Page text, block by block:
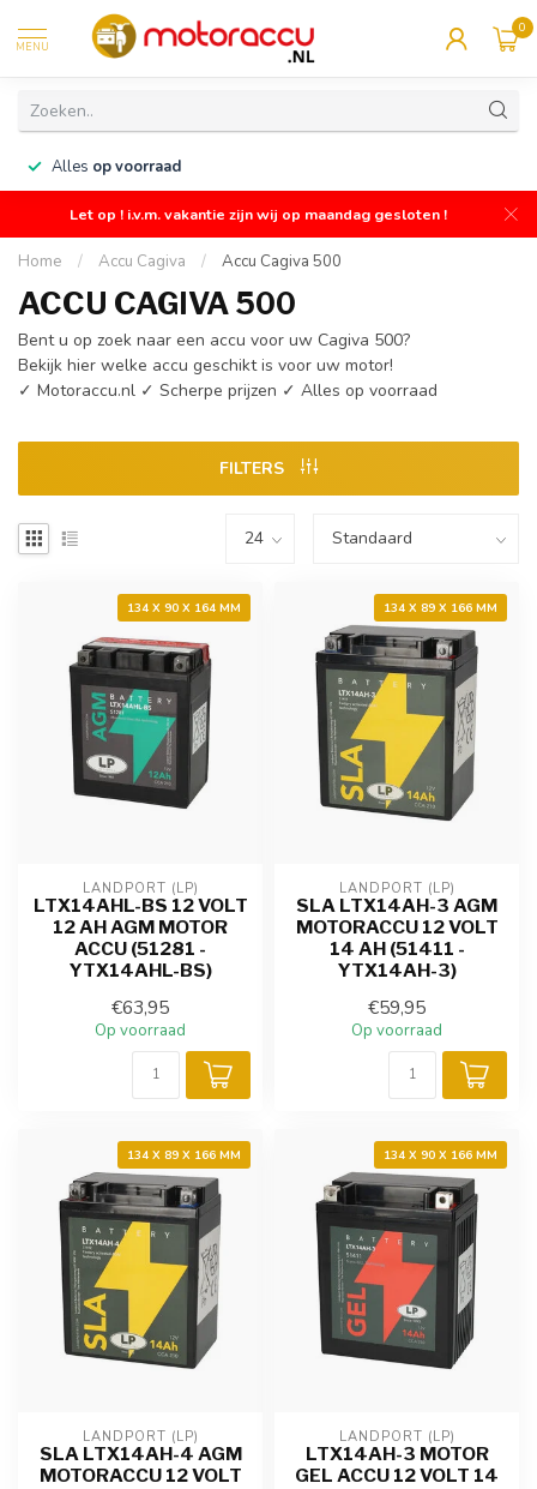
MENU
0
Alles op voorraad
Let op ! i.v.m. vakantie zijn wij op maandag gesloten !
Home / Accu Cagiva / Accu Cagiva 500
ACCU CAGIVA 500
Bent u op zoek naar een accu voor uw Cagiva 500?
Bekijk hier welke accu geschikt is voor uw motor!
✓ Motoraccu.nl ✓ Scherpe prijzen ✓ Alles op voorraad
FILTERS
134 X 90 X 164 MM
LANDPORT (LP)
LTX14AHL-BS 12 VOLT
12 AH AGM MOTOR
ACCU (51281 -
YTX14AHL-BS)
€63,95
Op voorraad
134 X 89 X 166 MM
LANDPORT (LP)
SLA LTX14AH-3 AGM
MOTORACCU 12 VOLT
14 AH (51411 -
YTX14AH-3)
€59,95
Op voorraad
134 X 89 X 166 MM
LANDPORT (LP)
SLA LTX14AH-4 AGM
MOTORACCU 12 VOLT
134 X 90 X 166 MM
LANDPORT (LP)
LTX14AH-3 MOTOR
GEL ACCU 12 VOLT 14